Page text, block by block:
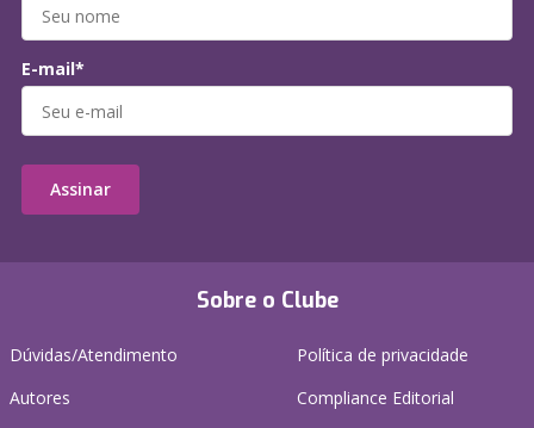
Sobre o Clube
Dúvidas/Atendimento
Autores
Política de privacidade
Compliance Editorial
E-mail*
Assinar